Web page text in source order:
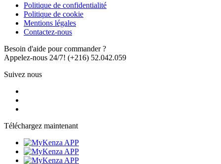
Politique de confidentialité
Politique de cookie
Mentions légales
Contactez-nous
Besoin d'aide pour commander ?
Appelez-nous 24/7! (+216) 52.042.059
Suivez nous
Téléchargez maintenant